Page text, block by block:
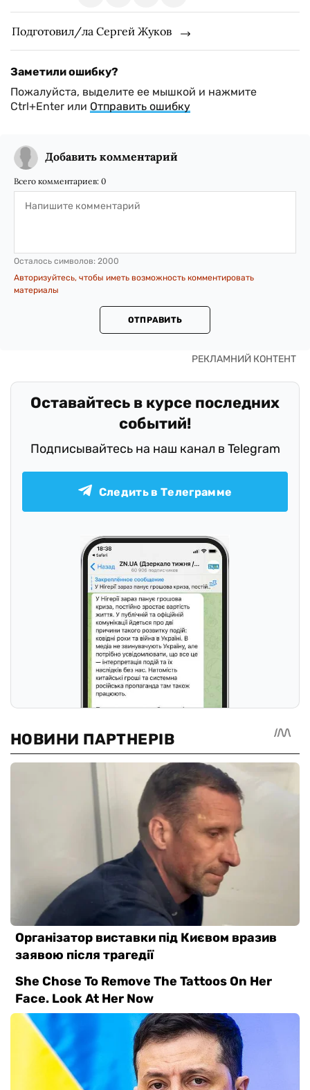
Подготовил/ла Сергей Жуков
Заметили ошибку?
Пожалуйста, выделите ее мышкой и нажмите
Ctrl+Enter или Отправить ошибку
Добавить комментарий
Всего комментариев: 0
Осталось символов: 2000
Авторизуйтесь, чтобы иметь возможность комментировать
материалы
ОТПРАВИТЬ
Оставайтесь в курсе последних
событий!
Подписывайтесь на наш канал в Telegram
Следить в Телеграмме